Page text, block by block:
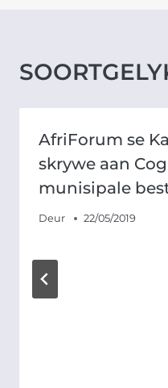
AfriForum se
skrywe aan
munisipale
Deur 22/05/2019